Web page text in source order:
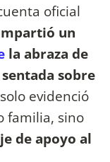
oficial
un
la abraza de
sobre
evidenció
familia, sino
de apoyo al